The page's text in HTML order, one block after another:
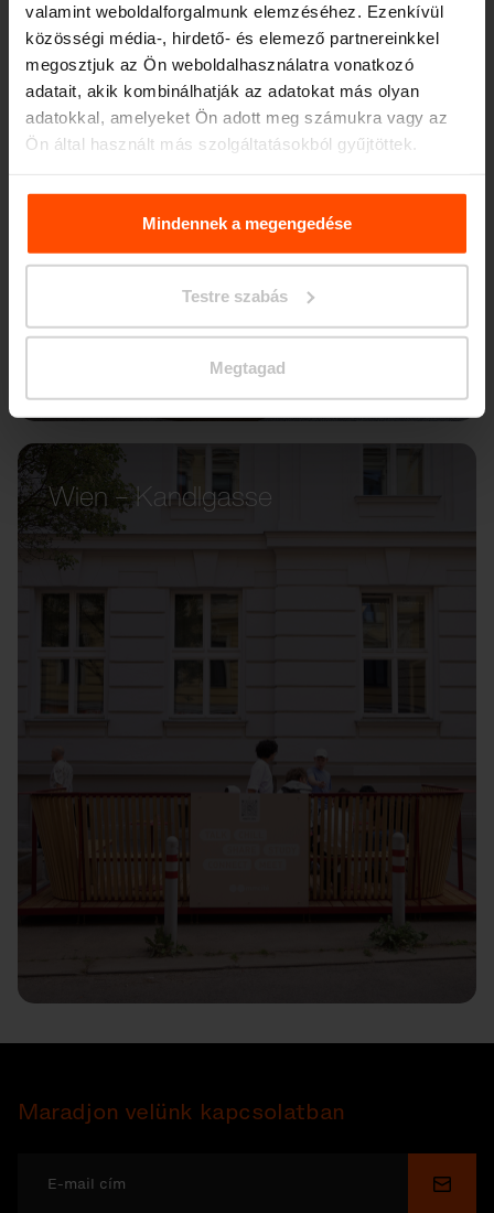
valamint weboldalforgalmunk elemzéséhez. Ezenkívül
közösségi média-, hirdető- és elemező partnereinkkel
megosztjuk az Ön weboldalhasználatra vonatkozó
adatait, akik kombinálhatják az adatokat más olyan
adatokkal, amelyeket Ön adott meg számukra vagy az
Ön által használt más szolgáltatásokból gyűjtöttek.
További információért kérjük, látogasson el aPrinciples
Relating to the Processing. Personal Data
Mindennek a megengedése
Testre szabás
Megtagad
Wien – Kandlgasse
Maradjon velünk kapcsolatban